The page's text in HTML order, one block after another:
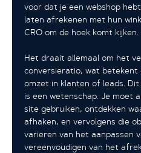
voor dat je een webshop
laten afrekenen met hun
CRO om de hoek komt kijken.
Het draait allemaal om het
conversieratio, wat betekent
omzet in klanten of leads.
is een wetenschap. Je moet
site gebruiken, ontdekken
afhaken, en vervolgens die
variëren van het aanpassen
vereenvoudigen van het